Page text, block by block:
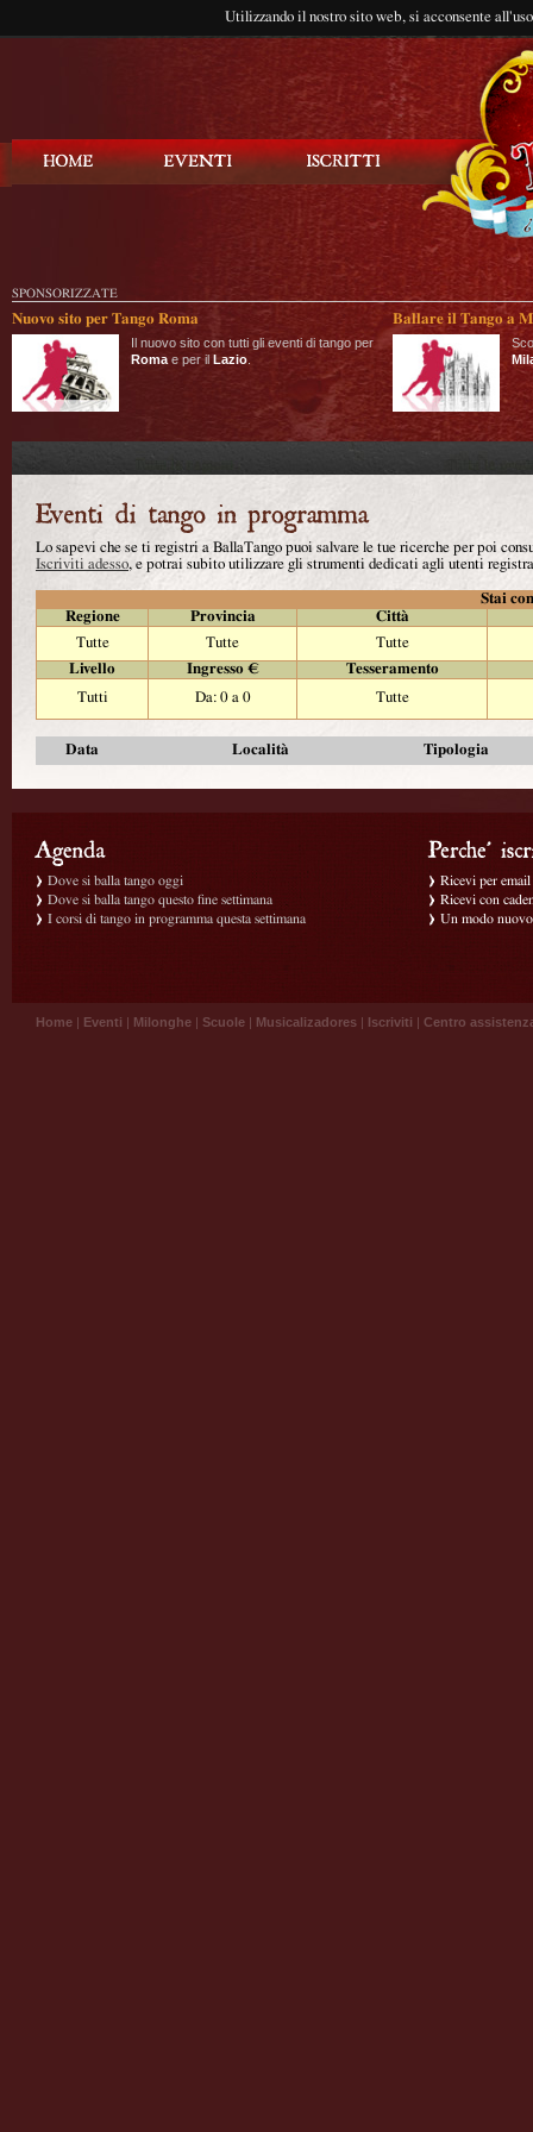
Utilizzando il nostro sito web, si acconsente
SPONSORIZZATE
Nuovo sito per Tango Roma
Il nuovo sito con tutti gli eventi di tango per
Roma e per il Lazio
Ballare il Tango a
Lo sapevi che se ti registri a BallaTango puoi salvare le tue ricerche per poi
Iscriviti adesso, e potrai subito utilizzare gli strumenti dedicati agli utenti
Stai
Regione
Provincia
Città
Tutte
Tutte
Tutte
Livello
Ingresso €
Tesseramento
Tutti
Da: 0 a 0 Tutte
Data Località Tipologia
Dove si balla tango oggi
Dove si balla tango questo fine settimana
I corsi di tango in programma questa settimana
Ricevi per
Ricevi con
Un modo
Home | Eventi | Milonghe | Scuole | Musicalizadores | Iscriviti | Centro